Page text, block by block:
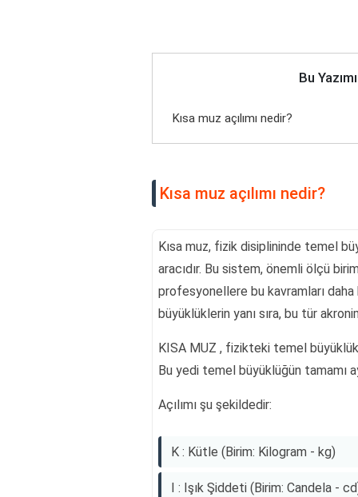
Bu
Kısa muz açılımı nedir?
Kısa muz açılımı nedir?
Kısa muz, fizik disiplininde temel
aracıdır. Bu sistem, önemli ölçü
profesyonellere bu kavramları daha
büyüklüklerin yanı sıra, bu tür
KISA MUZ , fizikteki temel
Bu yedi temel büyüklüğün tamamı
Açılımı şu şekildedir:
K : Kütle (Birim: Kilogram - kg)
I : Işık Şiddeti (Birim: Candela -